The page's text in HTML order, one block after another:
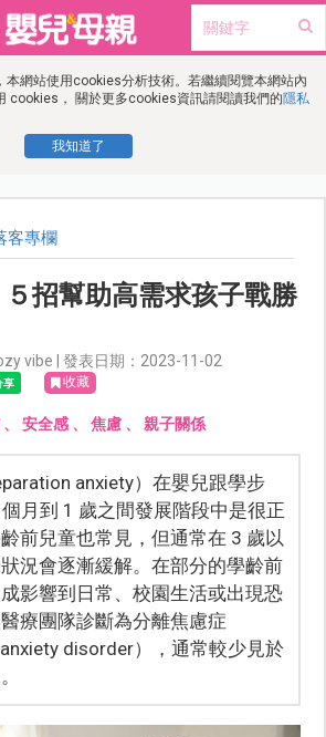
本網站使用cookies分析技術。若繼續閱覽本網站內
cookies， 關於更多cookies資訊請閱讀我們的隱私
我知道了
客專欄
招幫助高需求孩子戰勝
vibe | 發表日期：2023-11-02
收藏
、 安全感、 焦慮、 親子關係
anxiety）在嬰兒跟學步
月到 1 歲之間發展階段中是很正
前兒童也常見，但通常在 3 歲以
況會逐漸緩解。在部分的學齡前
影響到日常、校園生活或出現恐
療團隊診斷為分離焦慮症
anxiety disorder），通常較少見於